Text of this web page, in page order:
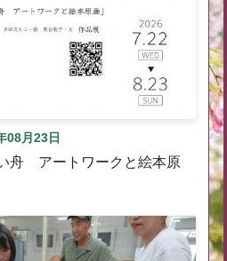
08月23日
舟 アートワークと絵本原